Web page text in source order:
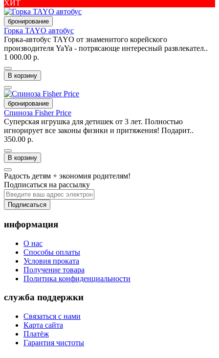
ХИТ
бронирование
Горка TAYO автобус
Горка-автобус TAYO от знаменитого корейского
производителя YaYa - потрясающе интересный развлекател..
1 000.00 р.
В корзину
бронирование
Спиноза Fisher Price
Суперская игрушка для детишек от 3 лет. Полностью
игнорирует все законы физики и притяжения! Подарит..
350.00 р.
В корзину
Радость детям + экономия родителям!
Подписаться на рассылку
Подписаться
информация
О нас
Способы оплаты
Условия проката
Получение товара
Политика конфиденциальности
служба поддержки
Связаться с нами
Карта сайта
Платёж
Гарантия чистоты